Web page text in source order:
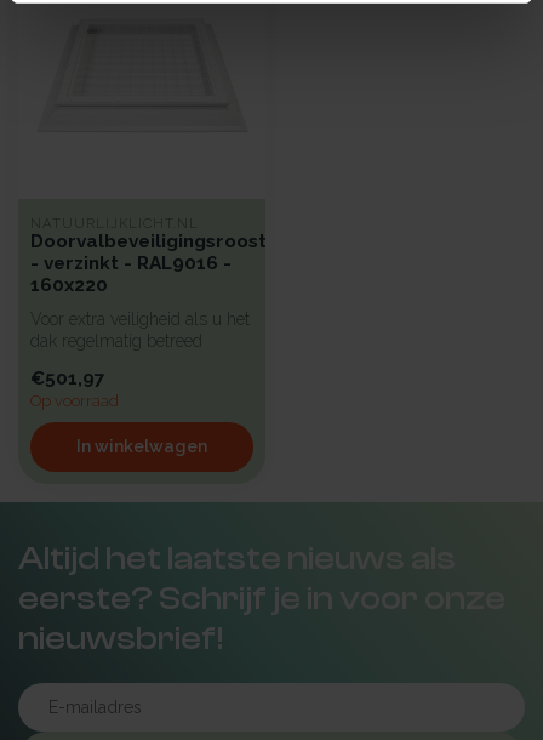
NATUURLIJKLICHT.NL
Doorvalbeveiligingsrooster
- verzinkt - RAL9016 -
160x220
Voor extra veiligheid als u het
dak regelmatig betreed
€501,97
Op voorraad
In winkelwagen
Altijd het laatste nieuws als
eerste? Schrijf je in voor onze
nieuwsbrief!